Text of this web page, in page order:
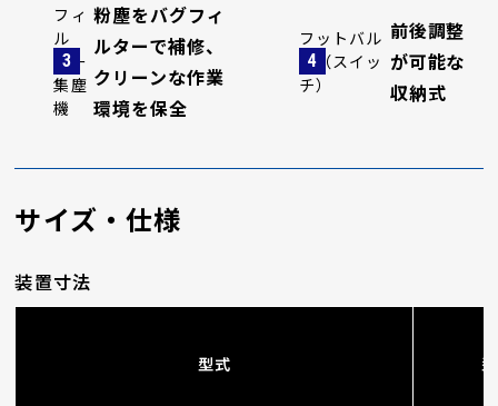
フィ
ル
ター
集塵
機
粉塵をバグフィ
ルターで補修、
クリーンな作業
環境を保全
フットバル
ブ（スイッ
チ）
前後調整
が可能な
収納式
サイズ・仕様
装置寸法
型式